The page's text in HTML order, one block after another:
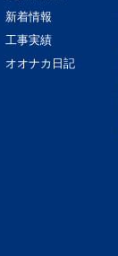
新着情報
工事実績
オオナカ日記